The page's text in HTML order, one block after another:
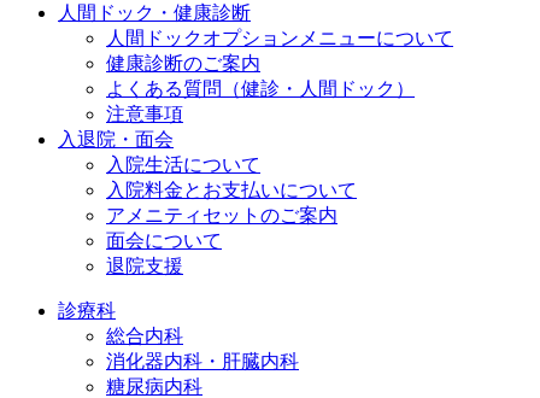
人間ドック・健康診断
人間ドックオプションメニューについて
健康診断のご案内
よくある質問（健診・人間ドック）
注意事項
入退院・面会
入院生活について
入院料金とお支払いについて
アメニティセットのご案内
面会について
退院支援
診療科
総合内科
消化器内科・肝臓内科
糖尿病内科